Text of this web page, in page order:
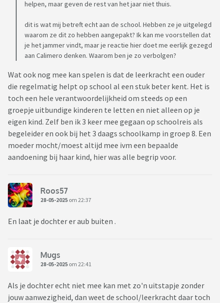
helpen, maar geven de rest van het jaar niet thuis.
dit is wat mij betreft echt aan de school. Hebben ze je uitgelegd
waarom ze dit zo hebben aangepakt? Ik kan me voorstellen dat
je het jammer vindt, maar je reactie hier doet me eerlijk gezegd
aan Calimero denken. Waarom ben je zo verbolgen?
Wat ook nog mee kan spelen is dat de leerkracht een ouder
die regelmatig helpt op school al een stuk beter kent. Het is
toch een hele verantwoordelijkheid om steeds op een
groepje uitbundige kinderen te letten en niet alleen op je
eigen kind. Zelf ben ik 3 keer mee gegaan op schoolreis als
begeleider en ook bij het 3 daags schoolkamp in groep 8. Een
moeder mocht/moest altijd mee ivm een bepaalde
aandoening bij haar kind, hier was alle begrip voor.
Roos57
28-05-2025 om 22:37
En laat je dochter er aub buiten .
Mugs
28-05-2025 om 22:41
Als je dochter echt niet mee kan met zo'n uitstapje zonder
jouw aanwezigheid, dan weet de school/leerkracht daar toch